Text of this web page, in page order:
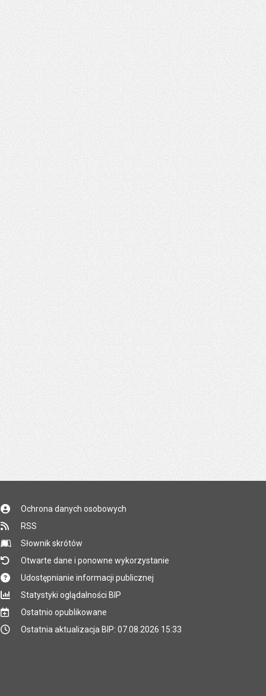
Ochrona danych osobowych
RSS
Słownik skrótów
Otwarte dane i ponowne wykorzystanie
Udostępnianie informacji publicznej
Statystyki oglądalności BIP
Ostatnio opublikowane
Ostatnia aktualizacja BIP: 07.08.2026 15:33